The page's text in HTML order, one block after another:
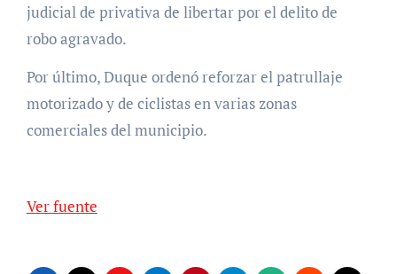
judicial de privativa de libertar por el delito de
robo agravado.
Por último, Duque ordenó reforzar el patrullaje
motorizado y de ciclistas en varias zonas
comerciales del municipio.
Ver fuente